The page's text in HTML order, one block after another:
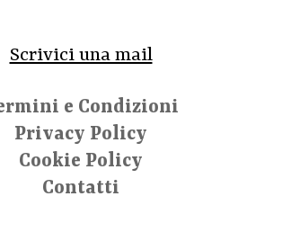
Scrivici una mail
e Condizioni
Privacy Policy
Cookie Policy
Contatti